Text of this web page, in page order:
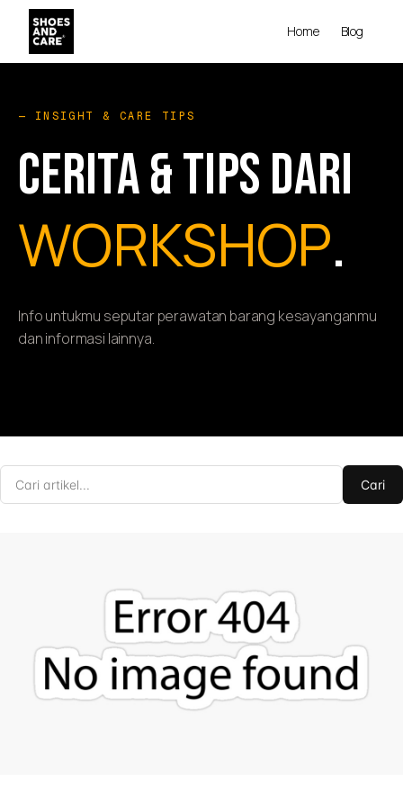
Home Blog
— INSIGHT & CARE TIPS
CERITA & TIPS DARI
WORKSHOP.
Info untukmu seputar perawatan barang kesayanganmu
dan informasi lainnya.
Cari